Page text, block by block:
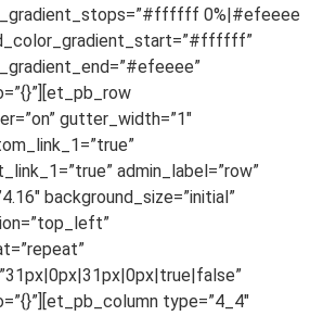
0%|#efeeee
gutter_width=”1″
admin_label=”row”
background_size=”initial”
type=”4_4″